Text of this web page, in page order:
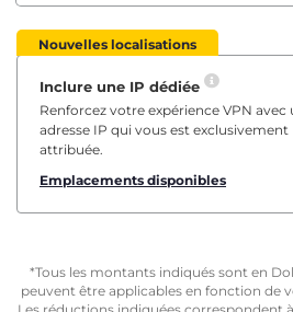
Nouvelles localisations
Inclure une IP dédiée
Renforcez votre expérience VPN avec
adresse IP qui vous est exclusivement
attribuée.
Emplacements disponibles
*Tous les montants indiqués sont en
peuvent être applicables en fonction de